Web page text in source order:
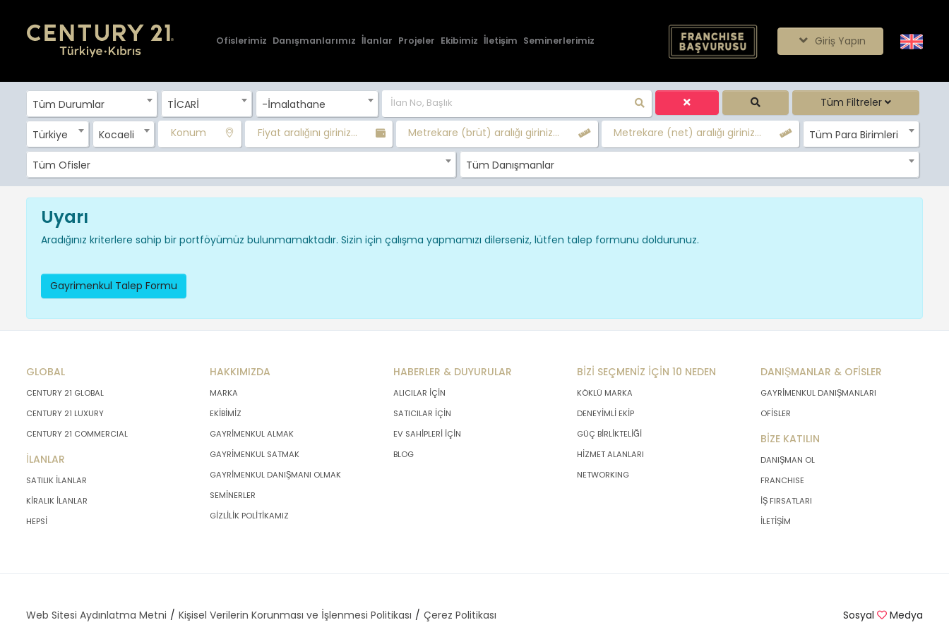
Ofislerimiz Danışmanlarımız İlanlar Projeler Ekibimiz İletişim Seminerlerimiz Giriş Yapın
Tüm Durumlar TİCARİ -İmalathane Tüm Filtreler
Türkiye Kocaeli Konum Fiyat aralığını giriniz... Metrekare (brüt) aralığı giriniz... Metrekare (net) aralığı giriniz... Tüm Para Birimleri
Tüm Ofisler Tüm Danışmanlar
Uyarı
Aradığınız kriterlere sahip bir portföyümüz bulunmamaktadır. Sizin için çalışma yapmamızı dilerseniz, lütfen talep formunu doldurunuz.
Gayrimenkul Talep Formu
GLOBAL
CENTURY 21 GLOBAL
CENTURY 21 LUXURY
CENTURY 21 COMMERCIAL
İLANLAR
SATILIK İLANLAR
KİRALIK İLANLAR
HEPSİ
HAKKIMIZDA
MARKA
EKİBİMİZ
GAYRİMENKUL ALMAK
GAYRİMENKUL SATMAK
GAYRİMENKUL DANIŞMANI OLMAK
SEMİNERLER
GİZLİLİK POLİTİKAMIZ
HABERLER & DUYURULAR
ALICILAR İÇİN
SATICILAR İÇİN
EV SAHİPLERİ İÇİN
BLOG
BİZİ SEÇMENİZ İÇİN 10 NEDEN
KÖKLÜ MARKA
DENEYİMLİ EKİP
GÜÇ BİRLİKTELİĞİ
HİZMET ALANLARI
NETWORKING
DANIŞMANLAR & OFİSLER
GAYRİMENKUL DANIŞMANLARI
OFİSLER
BİZE KATILIN
DANIŞMAN OL
FRANCHISE
İŞ FIRSATLARI
İLETİŞİM
Web Sitesi Aydınlatma Metni Kişisel Verilerin Korunması ve İşlenmesi Politikası Çerez Politikası Sosyal Medya